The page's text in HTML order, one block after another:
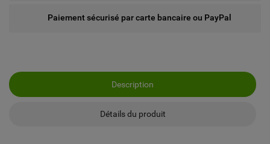
Paiement sécurisé par carte bancaire ou PayPal
Description
Détails du produit